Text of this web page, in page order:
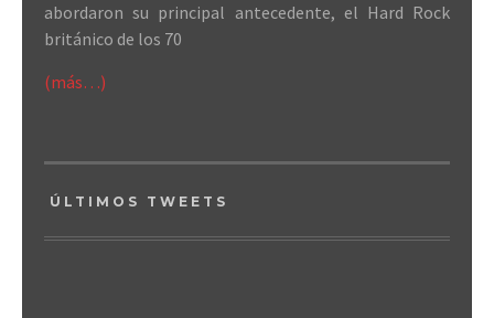
abordaron su principal antecedente, el Hard Rock
británico de los 70
(más…)
ÚLTIMOS TWEETS